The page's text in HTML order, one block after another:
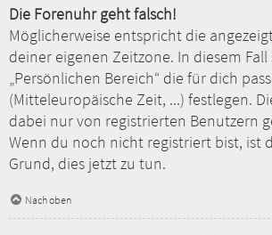
Die Forenuhr geht falsch!
Möglicherweise entspricht die
deiner eigenen Zeitzone. In diesem
„Persönlichen Bereich“ die für dich
(Mitteleuropäische Zeit, ...) festlegen.
dabei nur von registrierten Benutzern
Wenn du noch nicht registriert bist, ist
Grund, dies jetzt zu tun.
Nach oben